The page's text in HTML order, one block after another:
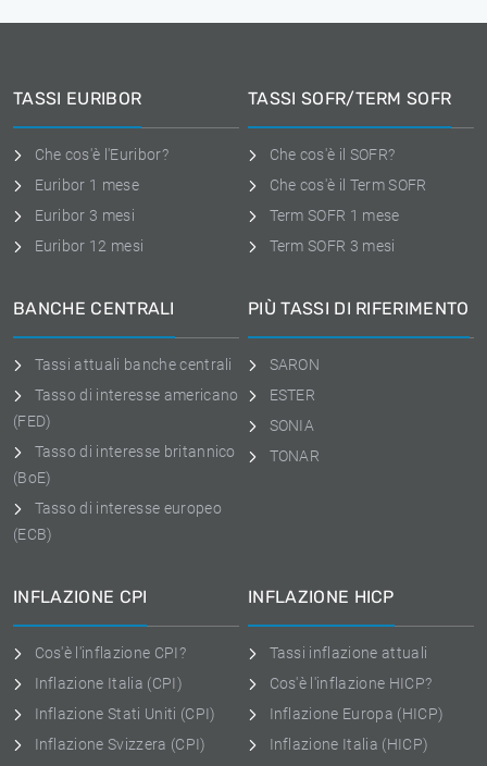
TASSI EURIBOR
Che cos'è l'Euribor?
Euribor 1 mese
Euribor 3 mesi
Euribor 12 mesi
TASSI SOFR/TERM SOFR
Che cos'è il SOFR?
Che cos'è il Term SOFR
Term SOFR 1 mese
Term SOFR 3 mesi
BANCHE CENTRALI
Tassi attuali banche centrali
Tasso di interesse americano
(FED)
Tasso di interesse britannico
(BoE)
Tasso di interesse europeo
(ECB)
PIÙ TASSI DI RIFERIMENTO
SARON
ESTER
SONIA
TONAR
INFLAZIONE CPI
Cos'è l'inflazione CPI?
Inflazione Italia (CPI)
Inflazione Stati Uniti (CPI)
Inflazione Svizzera (CPI)
INFLAZIONE HICP
Tassi inflazione attuali
Cos'è l'inflazione HICP?
Inflazione Europa (HICP)
Inflazione Italia (HICP)